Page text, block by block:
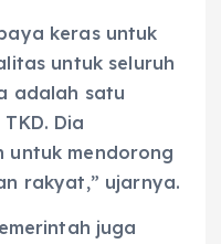
keras untuk
untuk seluruh
adalah satu
Dia
untuk mendorong
rakyat,” ujarnya.
juga